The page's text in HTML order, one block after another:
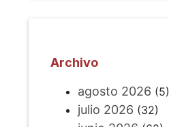
Archivo
agosto 2026 (5)
julio 2026 (32)